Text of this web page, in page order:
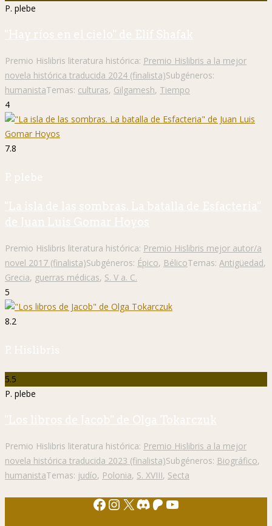
P. plebe
"Hay ríos en el cielo" de Elif Shafak
Premio Hislibris literatura histórica: Premio Hislibris a la mejor
novela histórica traducida 2024 (finalista)Subgéneros:
humanistaTemas: culturas, Gilgamesh, Tiempo
4
7.8
P. plebe
"La isla de las sombras. La batalla de Esfacteria"
de Juan Luis Gomar Hoyos
Premio Hislibris literatura histórica: Premio Hislibris mejor autor/a
novel 2017 (finalista)Subgéneros: Épico, BélicoTemas: Antigüedad,
Grecia, guerras médicas, S. V a. C.
5
8.2
P. Hislibris
5.5
P. plebe
"Los libros de Jacob" de Olga Tokarczuk
Premio Hislibris literatura histórica: Premio Hislibris a la mejor
novela histórica traducida 2023 (finalista)Subgéneros: Biográfico,
humanistaTemas: judío, Polonia, S. XVIII, Secta
Facebook
Instagram
X Discord
Patreon
YouTube